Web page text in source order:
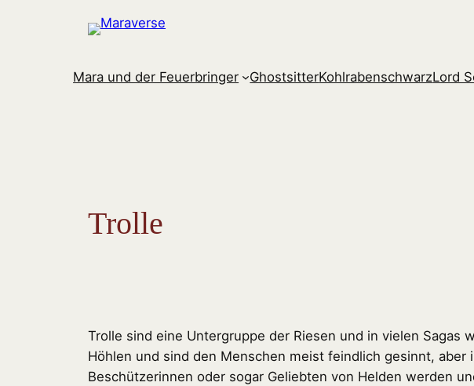
Mara und der Feuerbringer GhostsitterKohlrabenschwarzLord
Trolle
Trolle sind eine Untergruppe der Riesen und in vielen
Höhlen und sind den Menschen meist feindlich gesinnt,
Beschützerinnen oder sogar Geliebten von Helden werden